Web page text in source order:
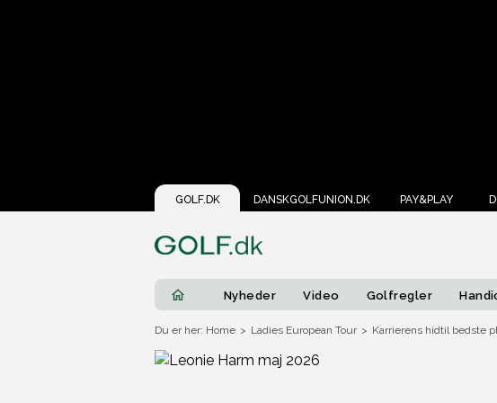
GOLF.DK DANSKGOLFUNION.DK PAY&PLAY
Nyheder Video Golfregler
Du er her: Home > Ladies European Tour > Karrierens hidtil bedste